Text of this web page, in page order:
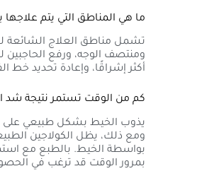
ما هي المناطق التي يتم علاجها
تشمل مناطق العلاج الشائعة
ومنتصف الوجه، ورفع
أكثر إشراقًا، وإعادة تحديد خط
كم من الوقت تستمر نتيجة شد
ومع ذلك، يظل الكولاجين
بواسطة الخيط. بالطبع مع
بمرور الوقت قد ترغب في